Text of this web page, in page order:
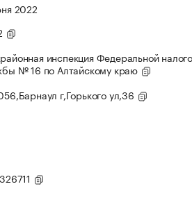
2022
инспекция Федеральной
№ 16 по Алтайскому краю
г,Горького ул,36